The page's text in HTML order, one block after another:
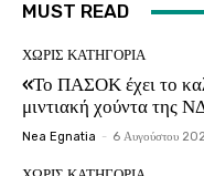
MUST READ
ΧΩΡΊΣ ΚΑΤΗΓΟΡΊΑ
«Το ΠΑΣΟΚ έχει το
μιντιακή χούντα της
Nea Egnatia - 6 Αυγούστου